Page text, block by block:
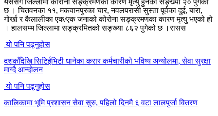
छ । चितवनका ११, मकवानपुरका चार, नवलपरासी सुस्ता पूर्वका दुई, बारा,
गोर्खा र कैलालीका एक/एक जनाको कोरोना सङ्क्रमणका कारण मृत्यु भएको हो
। हालसम्म जिल्लामा सङ्क्रमितको सङ्ख्या ८६२ पुगेको छ ।रासस
यो पनि पढ्नुहोस
दशकौँदेखि सिटिईभिटी धानेका करार कर्मचारीको भविष्य अन्योलमा, सेवा सुरक्षा
माग्दै आन्दोलन
यो पनि पढ्नुहोस
कालिकामा भूमि प्रशासन सेवा सुरु, पहिलो दिनमै ६ वटा लालपुर्जा वितरण